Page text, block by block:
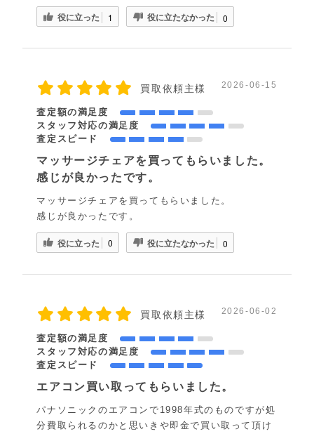
役に立った 1 役に立たなかった 0
買取依頼主様 2026-06-15
査定額の満足度
スタッフ対応の満足度
査定スピード
マッサージチェアを買ってもらいました。
感じが良かったです。
マッサージチェアを買ってもらいました。
感じが良かったです。
役に立った 0 役に立たなかった 0
買取依頼主様 2026-06-02
査定額の満足度
スタッフ対応の満足度
査定スピード
エアコン買い取ってもらいました。
パナソニックのエアコンで1998年式のものですが処
分費取られるのかと思いきや即金で買い取って頂け